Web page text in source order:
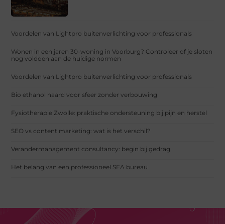
Voordelen van Lightpro buitenverlichting voor professionals
Wonen in een jaren 30-woning in Voorburg? Controleer of je sloten
nog voldoen aan de huidige normen
Voordelen van Lightpro buitenverlichting voor professionals
Bio ethanol haard voor sfeer zonder verbouwing
Fysiotherapie Zwolle: praktische ondersteuning bij pijn en herstel
SEO vs content marketing: wat is het verschil?
Verandermanagement consultancy: begin bij gedrag
Het belang van een professioneel SEA bureau